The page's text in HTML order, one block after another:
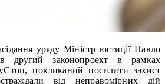
уряду Міністр юстиції Павло
другий законопроект в рамках
покликаний посилити захист
від неправомірних дій